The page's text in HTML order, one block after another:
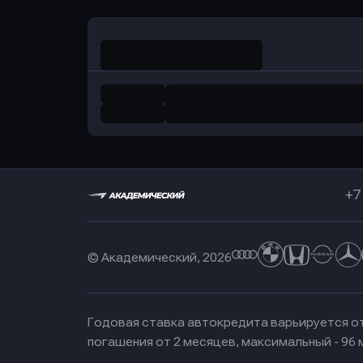
© Академический, 2026
Годовая ставка автокредита варьируется
погашения от 2 месяцев, максимальный -